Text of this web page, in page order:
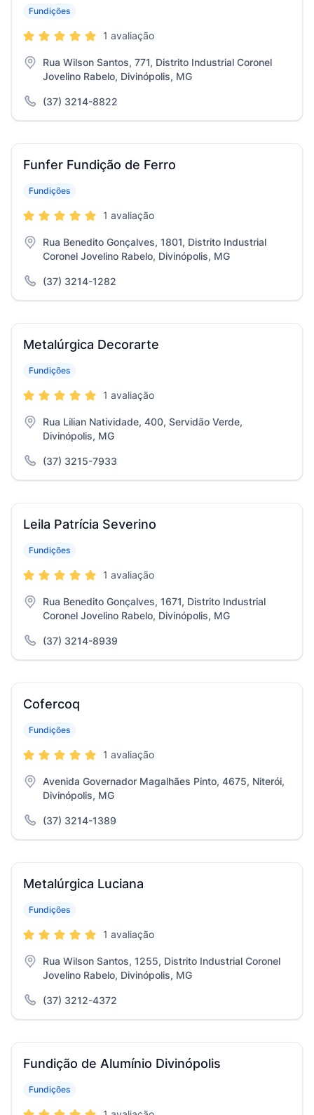
Fundições
1 avaliação
Rua Wilson Santos, 771, Distrito Industrial Coronel
Jovelino Rabelo, Divinópolis, MG
(37) 3214-8822
Funfer Fundição de Ferro
Fundições
1 avaliação
Rua Benedito Gonçalves, 1801, Distrito Industrial
Coronel Jovelino Rabelo, Divinópolis, MG
(37) 3214-1282
Metalúrgica Decorarte
Fundições
1 avaliação
Rua Lilian Natividade, 400, Servidão Verde,
Divinópolis, MG
(37) 3215-7933
Leila Patrícia Severino
Fundições
1 avaliação
Rua Benedito Gonçalves, 1671, Distrito Industrial
Coronel Jovelino Rabelo, Divinópolis, MG
(37) 3214-8939
Cofercoq
Fundições
1 avaliação
Avenida Governador Magalhães Pinto, 4675, Niterói,
Divinópolis, MG
(37) 3214-1389
Metalúrgica Luciana
Fundições
1 avaliação
Rua Wilson Santos, 1255, Distrito Industrial Coronel
Jovelino Rabelo, Divinópolis, MG
(37) 3212-4372
Fundição de Alumínio Divinópolis
Fundições